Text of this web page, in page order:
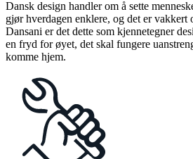
Dansk design handler om å sette
gjør hverdagen enklere, og det er vakkert
Dansani er det dette som kjennetegner
en fryd for øyet, det skal fungere
komme hjem.